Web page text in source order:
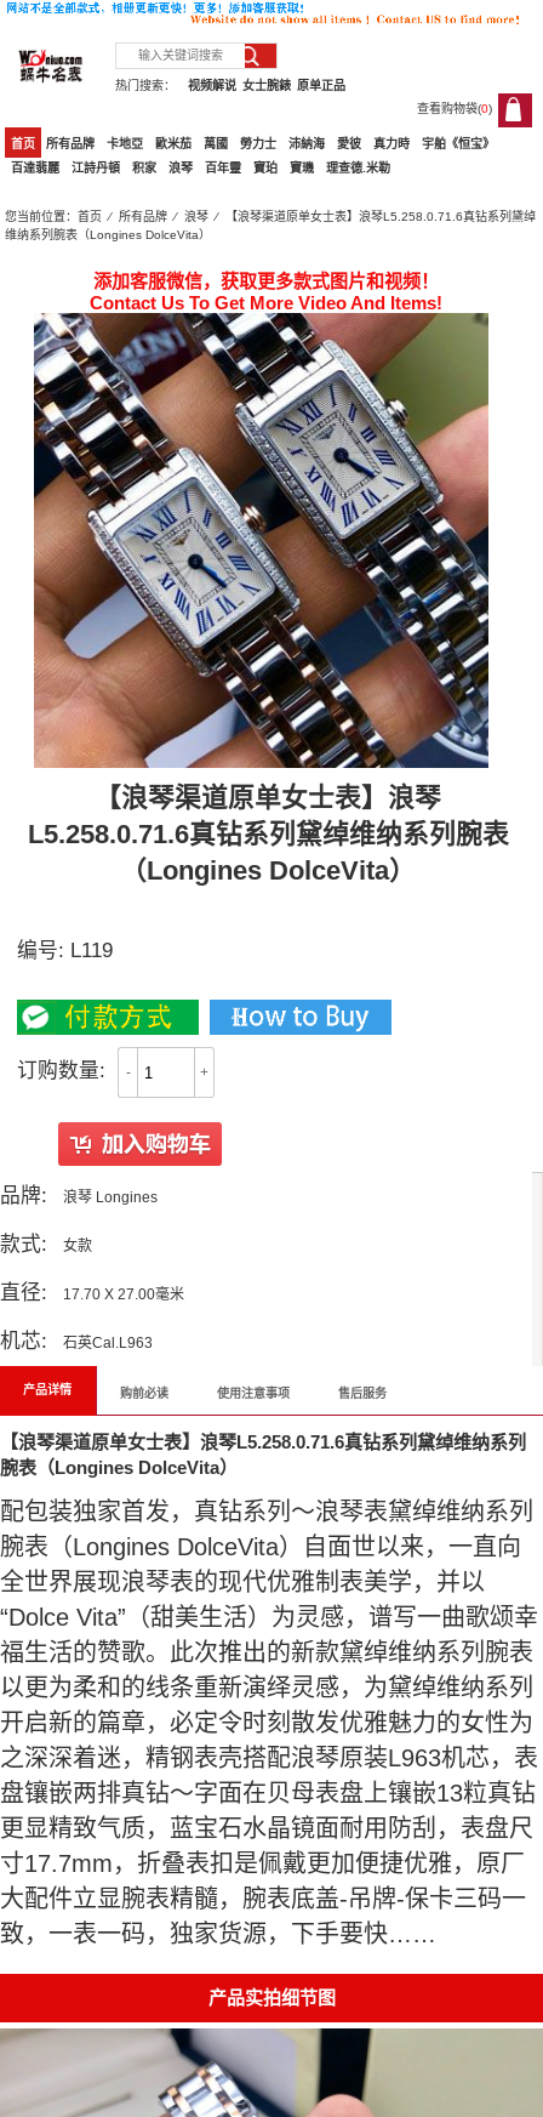
热门搜索： 原单正品
女士腕錶
视频解说
查看购物袋(0)
0
首页 所有品牌 卡地亞 歐米茄 萬國 勞力士 沛納海 愛彼 真力時
宇舶《恒宝》
百達翡麗
江詩丹頓 积家 浪琴 百年靈 寶珀 寶璣 理查德.米勒
您当前位置：首页 ⁄所有品牌 ⁄浪琴 ⁄ 【浪琴渠道原单女士表】浪琴L5.258.0.71.6真钻系列黛绰
维纳系列腕表（Longines DolceVita）
添加客服微信，获取更多款式图片和视频！
Contact Us To Get More Video And Items!
【浪琴渠道原单女士表】浪琴
L5.258.0.71.6真钻系列黛绰维纳系列腕表
（Longines DolceVita）
编号: L119
订购数量: - +
品牌: 浪琴 Longines
款式: 女款
直径: 17.70 X 27.00毫米
机芯: 石英Cal.L963
产品详情 购前必读 使用注意事项 售后服务
【浪琴渠道原单女士表】浪琴L5.258.0.71.6真钻系列黛绰维纳系列
腕表（Longines DolceVita）
配包装独家首发，真钻系列～浪琴表黛绰维纳系列
腕表（Longines DolceVita）自面世以来，一直向
全世界展现浪琴表的现代优雅制表美学，并以
“Dolce Vita”（甜美生活）为灵感，谱写一曲歌颂幸
福生活的赞歌。此次推出的新款黛绰维纳系列腕表
以更为柔和的线条重新演绎灵感，为黛绰维纳系列
开启新的篇章，必定令时刻散发优雅魅力的女性为
之深深着迷，精钢表壳搭配浪琴原装L963机芯，表
盘镶嵌两排真钻～字面在贝母表盘上镶嵌13粒真钻
更显精致气质，蓝宝石水晶镜面耐用防刮，表盘尺
寸17.7mm，折叠表扣是佩戴更加便捷优雅，原厂
大配件立显腕表精髓，腕表底盖-吊牌-保卡三码一
致，一表一码，独家货源，下手要快……
产品实拍细节图